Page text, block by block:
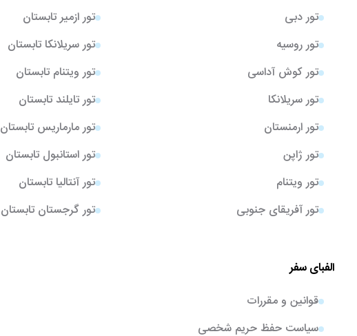
تور دبی
تور روسیه
تور کوش آداسی
تور سریلانکا
تور ارمنستان
تور ژاپن
تور ویتنام
تور آفریقای جنوبی
تور ازمیر تابستان
تور سریلانکا تابستان
تور ویتنام تابستان
تور تایلند تابستان
تور مارماریس تابستان
تور استانبول تابستان
تور آنتالیا تابستان
تور گرجستان تابستان
الفبای سفر
قوانین و مقررات
سیاست حفظ حریم شخصی